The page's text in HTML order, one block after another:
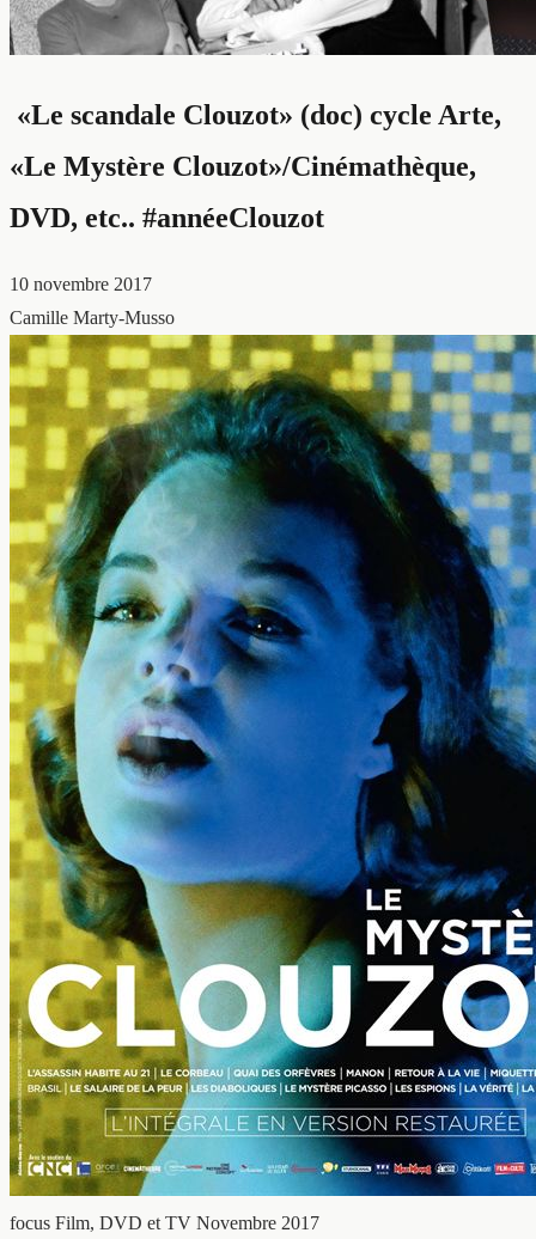
«Le scandale Clouzot» (doc) cycle Arte,
«Le Mystère Clouzot»/Cinémathèque,
DVD, etc.. #annéeClouzot
10 novembre 2017
Camille Marty-Musso
focus Film, DVD et TV Novembre 2017